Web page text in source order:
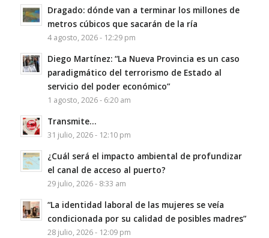
Dragado: dónde van a terminar los millones de
metros cúbicos que sacarán de la ría
4 agosto, 2026 - 12:29 pm
Diego Martínez: “La Nueva Provincia es un caso
paradigmático del terrorismo de Estado al
servicio del poder económico”
1 agosto, 2026 - 6:20 am
Transmite…
31 julio, 2026 - 12:10 pm
¿Cuál será el impacto ambiental de profundizar
el canal de acceso al puerto?
29 julio, 2026 - 8:33 am
“La identidad laboral de las mujeres se veía
condicionada por su calidad de posibles madres”
28 julio, 2026 - 12:09 pm